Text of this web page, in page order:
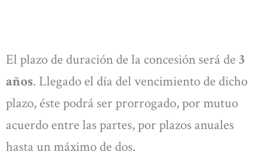
El plazo de duración de la concesión será de 3
años. Llegado el día del vencimiento de dicho
plazo, éste podrá ser prorrogado, por mutuo
acuerdo entre las partes, por plazos anuales
hasta un máximo de dos.